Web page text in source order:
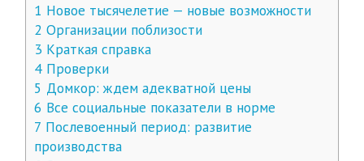
1 Новое тысячелетие — новые возможности
2 Организации поблизости
3 Краткая справка
4Проверки
5 Домкор: ждем адекватной цены
6 Все социальные показатели в норме
7 Послевоенный период: развитие
производства